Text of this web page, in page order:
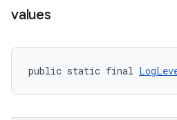
values
public static final